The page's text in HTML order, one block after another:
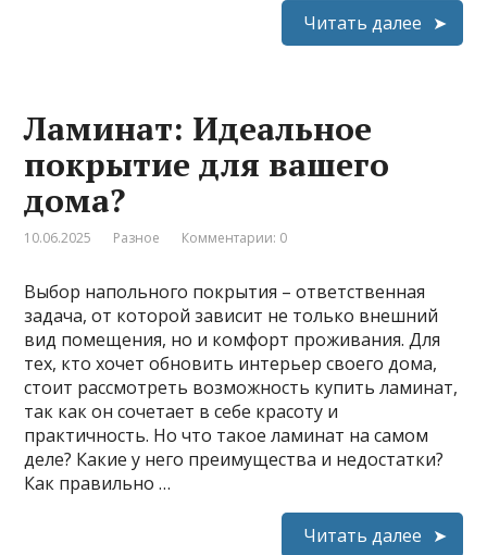
Читать далее
Ламинат: Идеальное
покрытие для вашего
дома?
10.06.2025 Разное Комментарии: 0
Выбор напольного покрытия – ответственная
задача, от которой зависит не только внешний
вид помещения, но и комфорт проживания. Для
тех, кто хочет обновить интерьер своего дома,
стоит рассмотреть возможность купить ламинат,
так как он сочетает в себе красоту и
практичность. Но что такое ламинат на самом
деле? Какие у него преимущества и недостатки?
Как правильно …
Читать далее